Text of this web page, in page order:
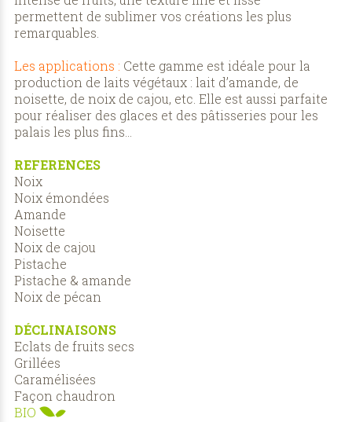
permettent de sublimer vos créations les plus
remarquables.
Les applications : Cette gamme est idéale pour la
production de laits végétaux : lait d’amande, de
noisette, de noix de cajou, etc. Elle est aussi parfaite
pour réaliser des glaces et des pâtisseries pour les
palais les plus fins…
REFERENCES
Noix
Noix émondées
Amande
Noisette
Noix de cajou
Pistache
Pistache & amande
Noix de pécan
DÉCLINAISONS
Eclats de fruits secs
Grillées
Caramélisées
Façon chaudron
BIO